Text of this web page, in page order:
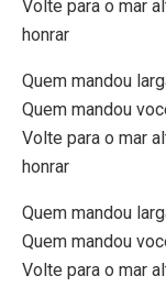
Volte para o mar
honrar
Quem mandou
Quem mandou
Volte para o mar
honrar
Quem mandou
Quem mandou
Volte para o mar